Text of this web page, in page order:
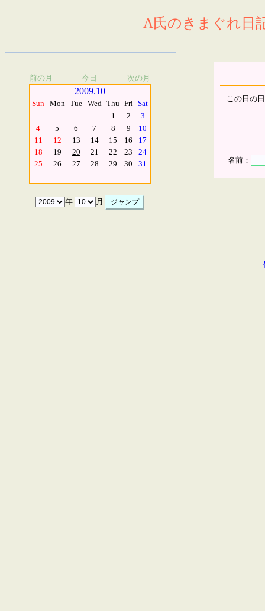
A氏のきまぐれ日
前の月 今日 次の月
2009.10
Sun Mon Tue Wed Thu Fri Sat
1
2
3
4
5 6 7 8 9
10
11
12 13 14 15 16
17
18
19 20 21 22 23
24
25
26 27 28 29 30 31
年 月
この日の
名前：